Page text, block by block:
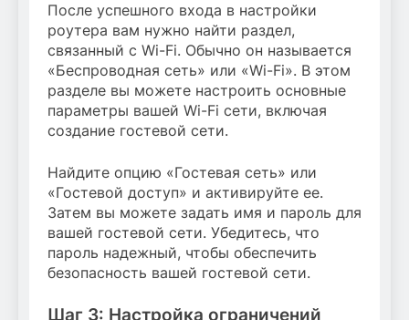
После успешного входа в настройки
роутера вам нужно найти раздел,
связанный с Wi-Fi. Обычно он называется
«Беспроводная сеть» или «Wi-Fi». В этом
разделе вы можете настроить основные
параметры вашей Wi-Fi сети, включая
создание гостевой сети.
Найдите опцию «Гостевая сеть» или
«Гостевой доступ» и активируйте ее.
Затем вы можете задать имя и пароль для
вашей гостевой сети. Убедитесь, что
пароль надежный, чтобы обеспечить
безопасность вашей гостевой сети.
Шаг 3: Настройка ограничений